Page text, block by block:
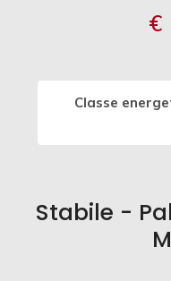
€
Classe
Stabile -